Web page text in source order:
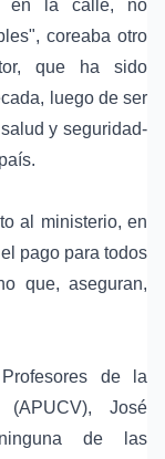
en la calle, no
coreaba otro
que ha sido
luego de ser
y seguridad-
al ministerio, en
pago para todos
que, aseguran,
de la
(APUCV), José
de las